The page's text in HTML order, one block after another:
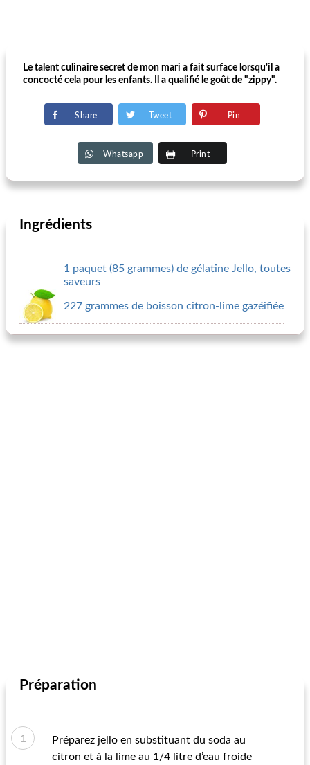
Le talent culinaire secret de mon mari a fait surface lorsqu'il a
concocté cela pour les enfants. Il a qualifié le goût de "zippy".
Share Tweet Pin
Whatsapp Print
Ingrédients
1 paquet (85 grammes) de gélatine Jello, toutes
saveurs
227 grammes de boisson citron-lime gazéifiée
Préparation
Préparez jello en substituant du soda au
citron et à la lime au 1/4 litre d’eau froide